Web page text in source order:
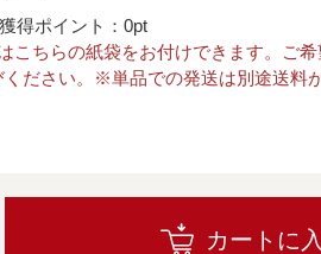
獲得ポイント：0pt
こちらの紙袋をお付けできます。ご
ください。※単品での発送は別途送料
カートに